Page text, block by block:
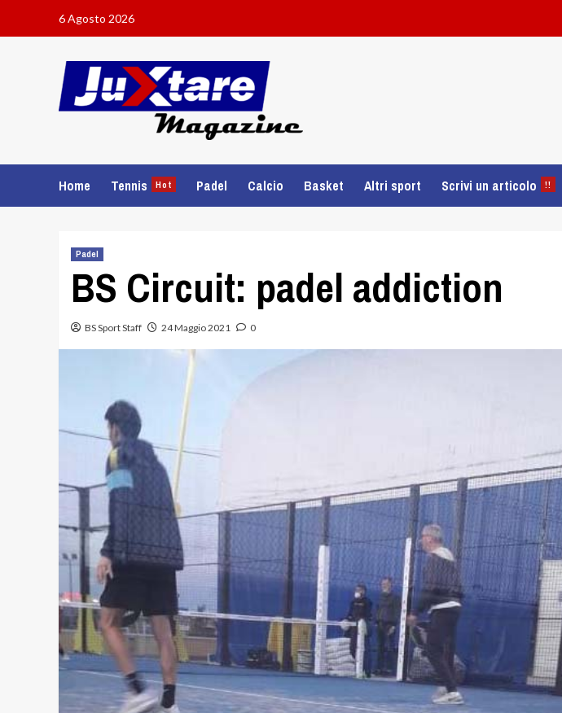
6 Agosto 2026
Home Tennis Hot Padel Calcio Basket Altri sport Scrivi un articolo !!
Padel
BS Circuit: padel addiction
BS Sport Staff 24 Maggio 2021 0